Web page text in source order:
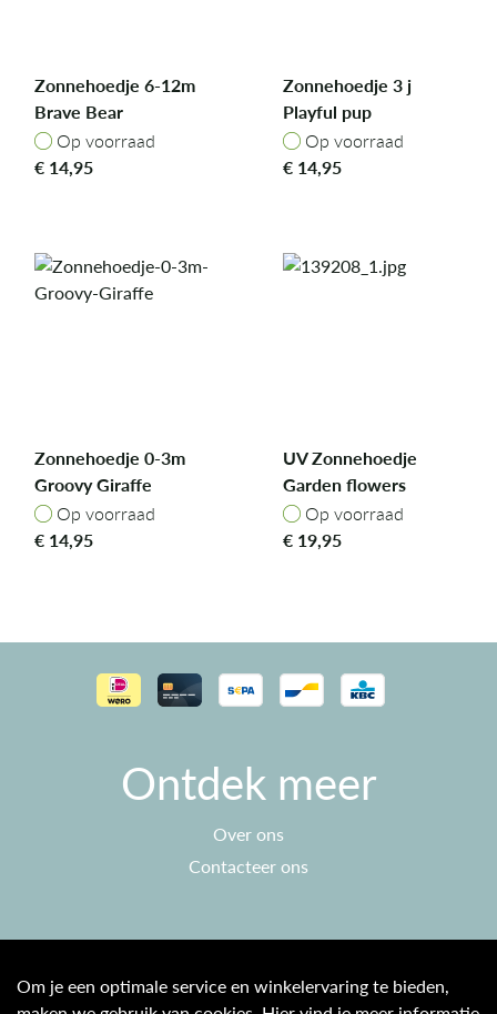
Zonnehoedje 6-12m
Brave Bear
Op voorraad
Op voorraad
€ 14,95
Zonnehoedje 3 j
Playful pup
Op voorraad
Op voorraad
€ 14,95
Zonnehoedje 0-3m
Groovy Giraffe
Op voorraad
Op voorraad
€ 14,95
UV Zonnehoedje
Garden flowers
98/104
Op voorraad
Op voorraad
€ 19,95
Ontdek meer
Over ons
Contacteer ons
Om je een optimale service en winkelervaring te bieden,